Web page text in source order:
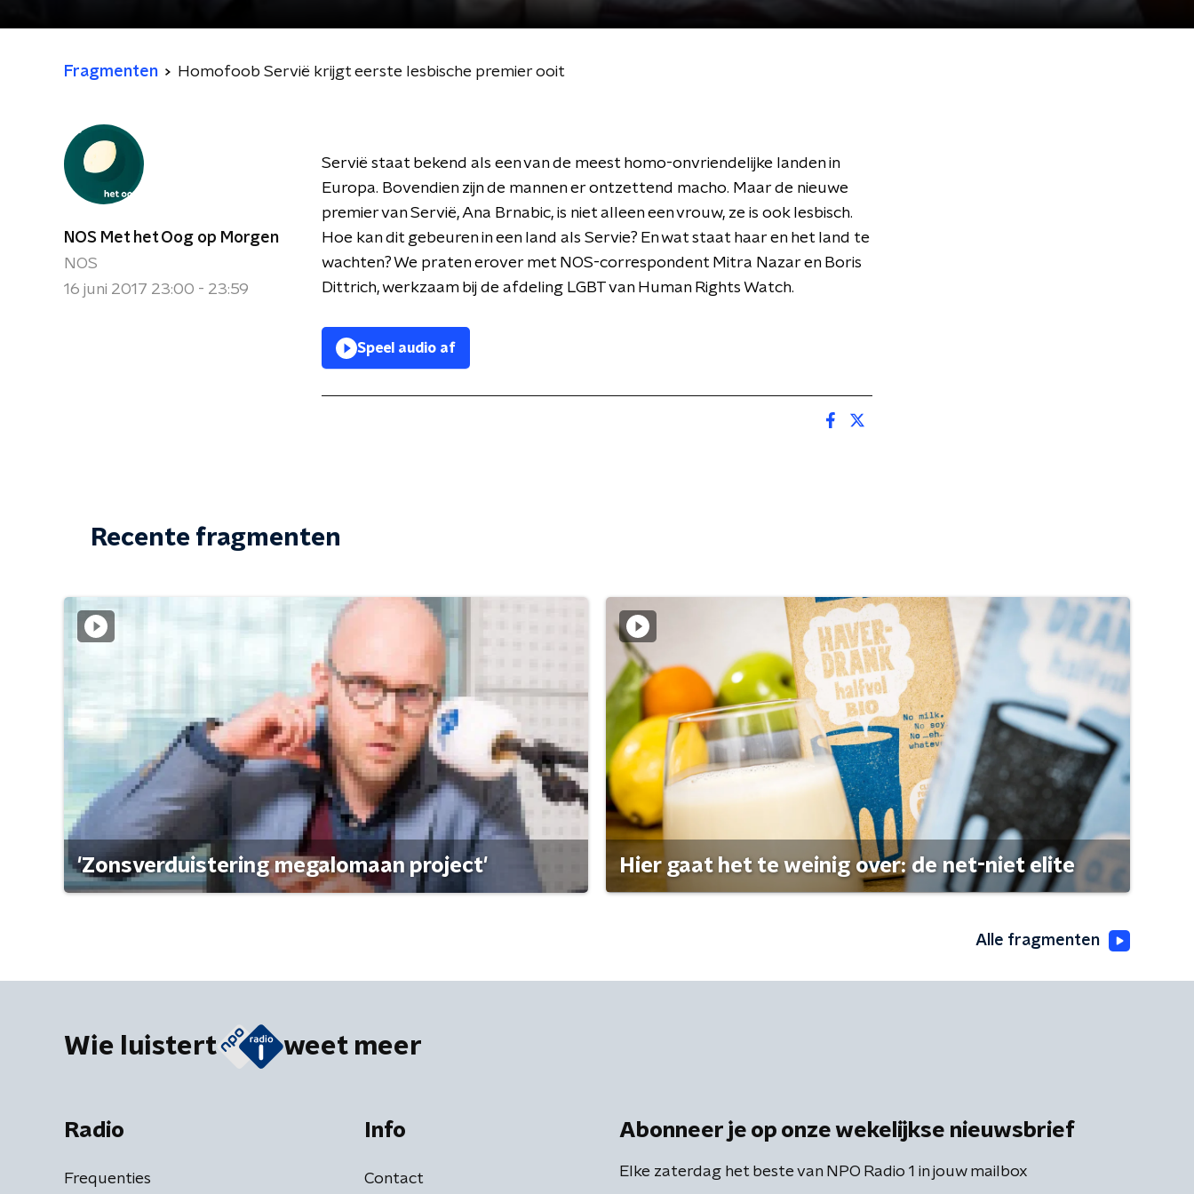
Fragmenten Homofoob Servië krijgt eerste lesbische premier ooit
NOS Met het Oog op Morgen
NOS
16 juni 2017 23:00 - 23:59
Servië staat bekend als een van de meest homo-onvriendelijke landen in
Europa. Bovendien zijn de mannen er ontzettend macho. Maar de nieuwe
premier van Servië, Ana Brnabic, is niet alleen een vrouw, ze is ook lesbisch.
Hoe kan dit gebeuren in een land als Servie? En wat staat haar en het land te
wachten? We praten erover met NOS-correspondent Mitra Nazar en Boris
Dittrich, werkzaam bij de afdeling LGBT van Human Rights Watch.
Speel audio af
Recente fragmenten
'Zonsverduistering megalomaan project' Hier gaat het te weinig over: de net-niet elite
Alle fragmenten
Wie luistert weet meer
Radio
Frequenties
Info
Contact
Abonneer je op onze wekelijkse nieuwsbrief
Elke zaterdag het beste van NPO Radio 1 in jouw mailbox